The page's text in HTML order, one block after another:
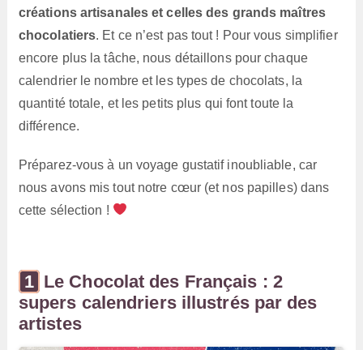
créations artisanales et celles des grands maîtres
chocolatiers. Et ce n’est pas tout ! Pour vous simplifier
encore plus la tâche, nous détaillons pour chaque
calendrier le nombre et les types de chocolats, la
quantité totale, et les petits plus qui font toute la
différence.
Préparez-vous à un voyage gustatif inoubliable, car
nous avons mis tout notre cœur (et nos papilles) dans
cette sélection !
Le Chocolat des Français : 2
supers calendriers illustrés par des
artistes